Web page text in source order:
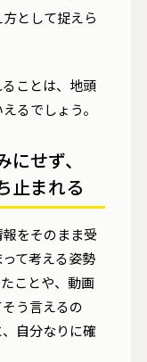
として捉えら
ことは、地頭
るでしょう。
せず、
止まれる
をそのまま受
て考える姿勢
ことや、動画
う言えるの
自分なりに確